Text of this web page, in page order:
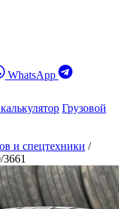
WhatsApp
Грузовой
и спецтехники /